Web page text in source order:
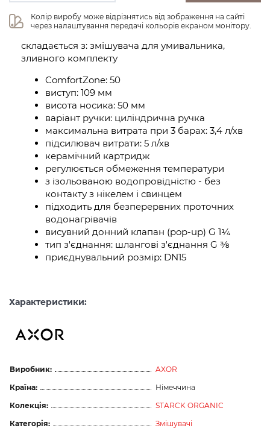
Колір виробу може відрізнятись від зображення на сайті
через налаштування передачі кольорів екраном монітору.
складається з: змішувача для умивальника,
зливного комплекту
ComfortZone: 50
виступ: 109 мм
висота носика: 50 мм
варіант ручки: циліндрична ручка
максимальна витрата при 3 барах: 3,4 л/хв
підсилювач витрати: 5 л/хв
керамічний картридж
регулюється обмеження температури
з ізольованою водопровідністю - без
контакту з нікелем і свинцем
підходить для безперервних проточних
водонагрівачів
висувний донний клапан (pop-up) G 1¼
тип з'єднання: шлангові з'єднання G ⅜
приєднувальний розмір: DN15
Характеристики:
Виробник:
AXOR
Країна:
Німеччина
Колекція:
STARCK ORGANIC
Категорія:
Змішувачі